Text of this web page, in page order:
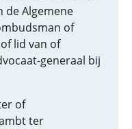
de Algemene
of
lid van of
generaal bij
of
ter